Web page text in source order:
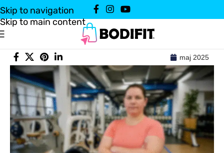
Skip to navigation
Skip to main content
maj 2025